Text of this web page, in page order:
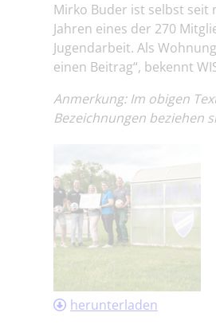
Mirko Buder ist selbst seit
Jahren eines der 270
Jugendarbeit. Als
einen Beitrag“, bekennt
Anmerkung: Im obigen
Bezeichnungen beziehen
herunterladen